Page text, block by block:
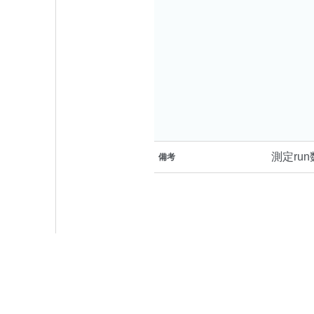
備考 測定run